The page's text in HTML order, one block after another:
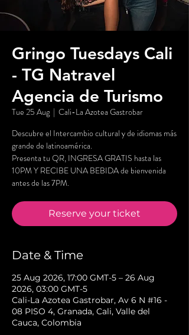
Gringo Tuesdays Cali
- TG Natravel
Agencia de Turismo
Tue 25 Aug
  |
Cali-La Azotea Gastrobar
Descubre el Intercambio cultural y de idiomas más
grande de latinoamérica.
Presenta tu QR, INGRESA GRATIS hasta las
10PM Y RECIBE UNA BEBIDA de bienvenida
antes de las 7PM.
Reserve your ticket
Date & Time
25 Aug 2026, 17:00 GMT-5 – 26 Aug
2026, 03:00 GMT-5
Cali-La Azotea Gastrobar, Av 6 N #16 -
08 PISO 4, Granada, Cali, Valle del
Cauca, Colombia